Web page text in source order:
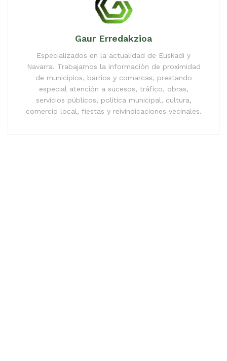
Gaur Erredakzioa
Especializados en la actualidad de Euskadi y
Navarra. Trabajamos la información de proximidad
de municipios, barrios y comarcas, prestando
especial atención a sucesos, tráfico, obras,
servicios públicos, política municipal, cultura,
comercio local, fiestas y reivindicaciones vecinales.